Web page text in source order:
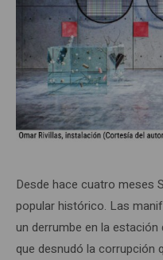
Desde hace cuatro meses
popular histórico. Las
un derrumbe en la
que desnudó la corrupción